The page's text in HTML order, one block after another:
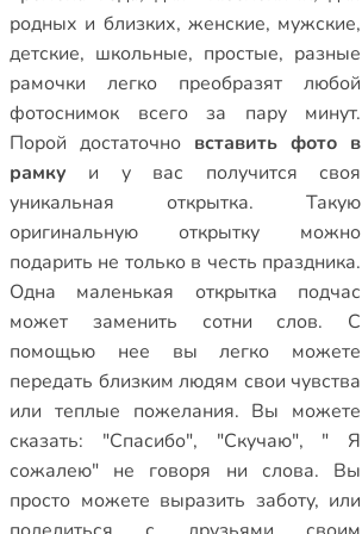
родных и близких, женские, мужские,
детские, школьные, простые, разные
рамочки легко преобразят любой
фотоснимок всего за пару минут.
Порой достаточно вставить фото в
рамку и у вас получится своя
уникальная открытка. Такую
оригинальную открытку можно
подарить не только в честь праздника.
Одна маленькая открытка подчас
может заменить сотни слов. С
помощью нее вы легко можете
передать близким людям свои чувства
или теплые пожелания. Вы можете
сказать: "Спасибо", "Скучаю", " Я
сожалею" не говоря ни слова. Вы
просто можете выразить заботу, или